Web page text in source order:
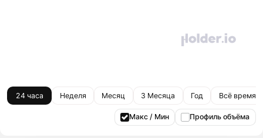
24 часа Неделя Месяц 3 Месяца Год Всё время
Макс / Мин Профиль объёма